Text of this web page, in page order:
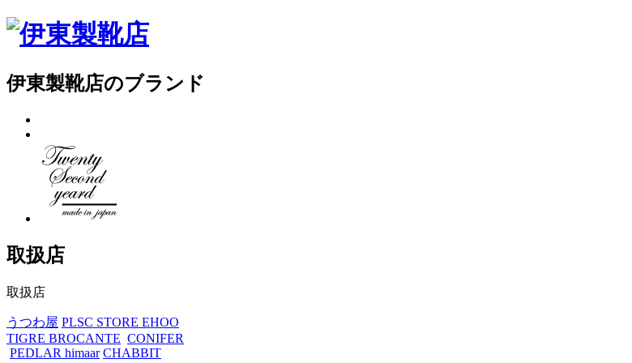
伊東製靴店のブランド
取扱店
取扱店
うつわ屋 PLSC STORE EHOO
TIGRE BROCANTE CONIFER
PEDLAR himaar CHABBIT